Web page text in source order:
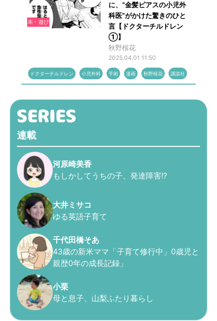
本・遊び
に、“金髪ピアスの小児外
科医”がかけた驚きのひと
言【ドクターチルドレン
①】
秋野桜花
2025.04.01 11:50
ドクターチルドレン 小児外科 手術 漫画 秋野桜花 講談社
連載
河原崎美香
もしかしてうちの子、発達障害!?
大井ミサコ
ゆる英語子育て
千代田橋そあ
43歳の新米ママ「子育て修行中」0歳児と
親歴0年の成長記録」
小栗
母と息子、山梨ふたり暮らし